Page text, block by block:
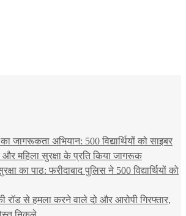
जागरूकता अभियान: 500 विद्यार्थियों को साइबर
और महिला सुरक्षा के प्रति किया जागरूक
का पाठ: फरीदाबाद पुलिस ने 500 विद्यार्थियों को
रॉड से हमला करने वाले दो और आरोपी गिरफ्तार,